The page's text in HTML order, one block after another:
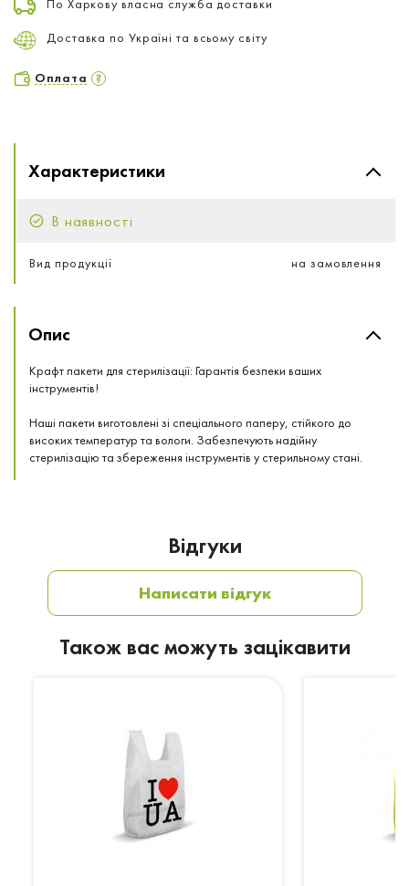
По Харкову власна служба доставки
Доставка по Україні та всьому світу
Оплата
Характеристики
В наявності
Вид продукції на замовлення
Опис
Крафт пакети для стерилізації: Гарантія безпеки ваших
інструментів!
Наші пакети виготовлені зі спеціального паперу, стійкого до
високих температур та вологи. Забезпечують надійну
стерилізацію та збереження інструментів у стерильному стані.
Відгуки
Написати відгук
Також вас можуть зацікавити